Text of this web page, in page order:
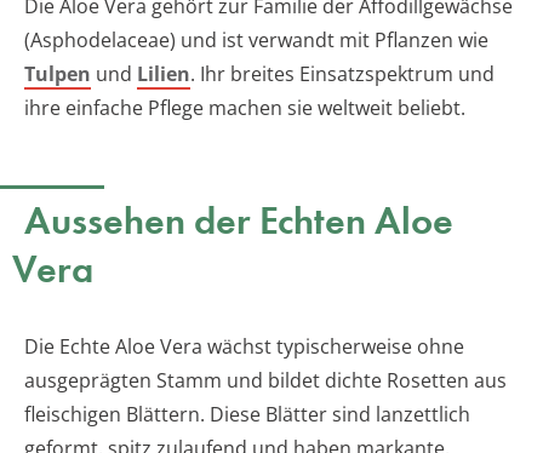
Die Aloe Vera gehört zur Familie der Affodillgewächse
(Asphodelaceae) und ist verwandt mit Pflanzen wie
Tulpen und Lilien. Ihr breites Einsatzspektrum und
ihre einfache Pflege machen sie weltweit beliebt.
Aussehen der Echten Aloe
Vera
Die Echte Aloe Vera wächst typischerweise ohne
ausgeprägten Stamm und bildet dichte Rosetten aus
fleischigen Blättern. Diese Blätter sind lanzettlich